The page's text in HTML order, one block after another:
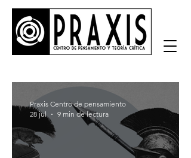
Praxis Centro de pensamiento
28 jul
9 min de lectura